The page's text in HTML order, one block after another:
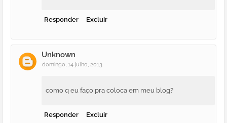
Responder Excluir
Unknown
domingo, 14 julho, 2013
como q eu faço pra coloca em meu blog?
Responder Excluir